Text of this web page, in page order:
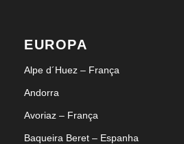
EUROPA
Alpe d´Huez – França
Andorra
Avoriaz – França
Baqueira Beret – Espanha